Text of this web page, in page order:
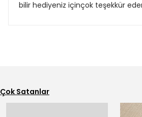
bilir hediyeniz içinçok teşekkür
Çok Satanlar